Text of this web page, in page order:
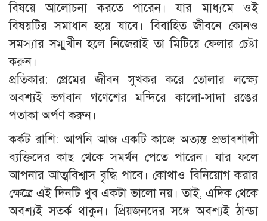
বিষয়ে আলোচনা করতে পারেন। যার মাধ্যমে ওই
বিষয়টির সমাধান হয়ে যাবে। বিবাহিত জীবনে কোনও
সমস্যার সম্মুখীন হলে নিজেরাই তা মিটিয়ে ফেলার চেষ্টা
করুন।
প্রতিকার: প্রেমের জীবন সুখকর করে তোলার লক্ষ্যে
অবশ্যই ভগবান গণেশের মন্দিরে কালো-সাদা রঙের
পতাকা অর্পণ করুন।
কর্কট রাশি: আপনি আজ একটি কাজে অত্যন্ত প্রভাবশালী
ব্যক্তিদের কাছ থেকে সমর্থন পেতে পারেন। যার ফলে
আপনার আত্মবিশ্বাস বৃদ্ধি পাবে। কোথাও বিনিয়োগ করার
ক্ষেত্রে এই দিনটি খুব একটা ভালো নয়। তাই, এদিক থেকে
অবশ্যই সতর্ক থাকুন। প্রিয়জনদের সঙ্গে অবশ্যই ঠান্ডা